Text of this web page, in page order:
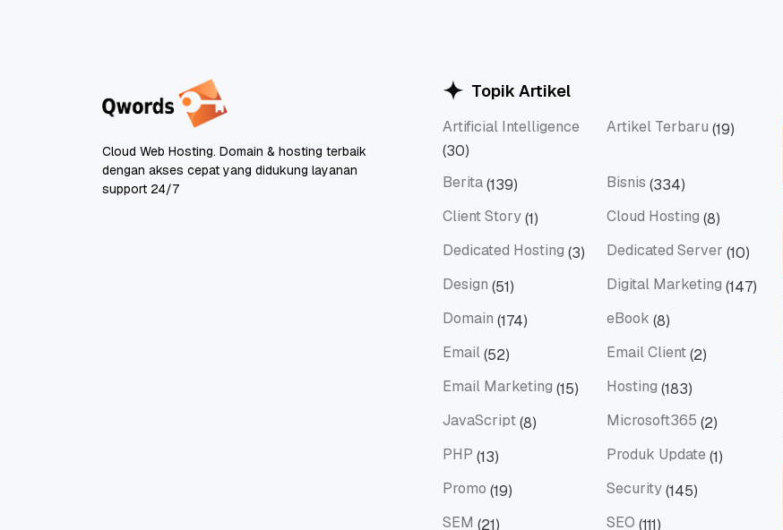
Cloud Web Hosting. Domain & hosting terbaik
dengan akses cepat yang didukung layanan
support 24/7
Topik Artikel
Artificial Intelligence
Artificial Intelligence
(30)
Artikel Terbaru (19)
Berita(139) Bisnis (334)
Client Story(1) Cloud Hosting (8)
Dedicated Hosting (3) Dedicated Server (10)
Design (51) Digital Marketing (147)
Domain (174) eBook (8)
Email(52) Email Client(2)
Email Marketing (15) Hosting (183)
JavaScript(8) Microsoft365 (2)
PHP (13) Produk Update (1)
Promo (19) Security(145)
SEM (21) SEO (111)